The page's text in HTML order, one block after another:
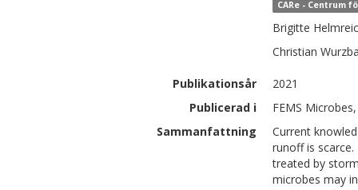
CARe - Centrum
Brigitte
Christian
Publikationsår
2021
Publicerad i
FEMS
Sammanfattning
Current
runoff is
treated by
microbes may